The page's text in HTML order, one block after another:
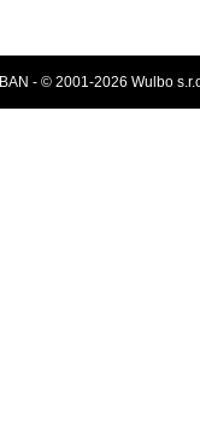
- © 2001-2026 Wulbo